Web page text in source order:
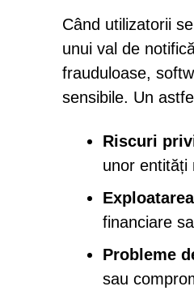
Când utilizatorii
unui val de
frauduloase,
sensibile. Un
Riscuri
unor entități
financiare
Probleme
sau